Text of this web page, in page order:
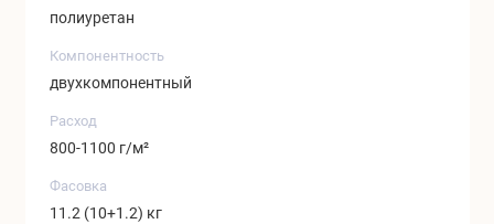
полиуретан
Компонентность
двухкомпонентный
Расход
800-1100 г/м²
Фасовка
11.2 (10+1.2) кг